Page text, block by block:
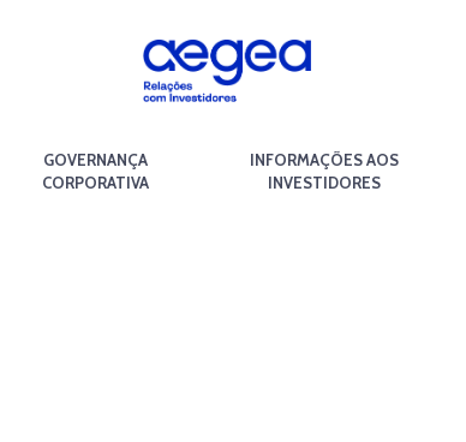
GOVERNANÇA
CORPORATIVA
INFORMAÇÕES AOS
INVESTIDORES